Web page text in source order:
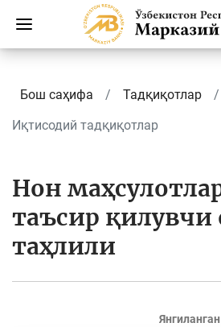
Бош саҳифа
Тадқиқотлар
Иқтисодий тадқиқотлар
Нон
таъсир
таҳлили